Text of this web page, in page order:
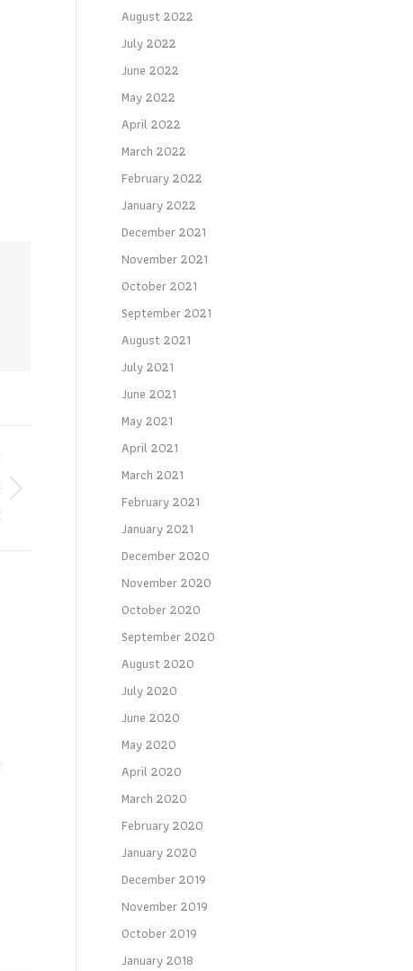
August 2022
July 2022
June 2022
May 2022
April 2022
March 2022
February 2022
January 2022
December 2021
November 2021
October 2021
September 2021
August 2021
July 2021
June 2021
May 2021
April 2021
March 2021
February 2021
January 2021
December 2020
November 2020
October 2020
September 2020
August 2020
July 2020
June 2020
May 2020
April 2020
March 2020
February 2020
January 2020
December 2019
November 2019
October 2019
January 2018